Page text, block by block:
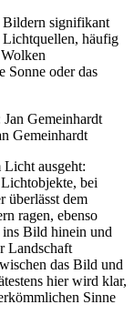
Bildern signifikant
Lichtquellen, häufig
Sonne oder das
Gemeinhardt
Licht ausgeht:
bei
überlässt dem
ragen, ebenso
ins Bild hinein und
Landschaft
das Bild und
hier wird klar,
Sinne